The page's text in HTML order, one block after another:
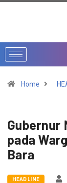
Home
Gubernur
pada
Bara
HEADLINE